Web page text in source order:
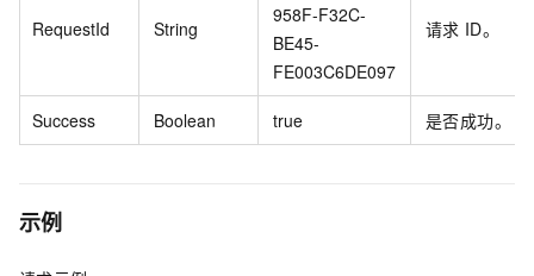
RequestId String
958F-F32C-
BE45-
FE003C6DE097
请求 ID。
Success Boolean true 是否成功。
示例